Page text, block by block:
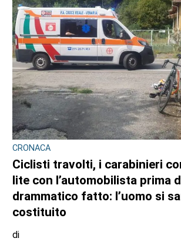
CRONACA
Ciclisti travolti, i carabinieri
lite con l’automobilista prima
drammatico fatto: l’uomo si
costituito
di